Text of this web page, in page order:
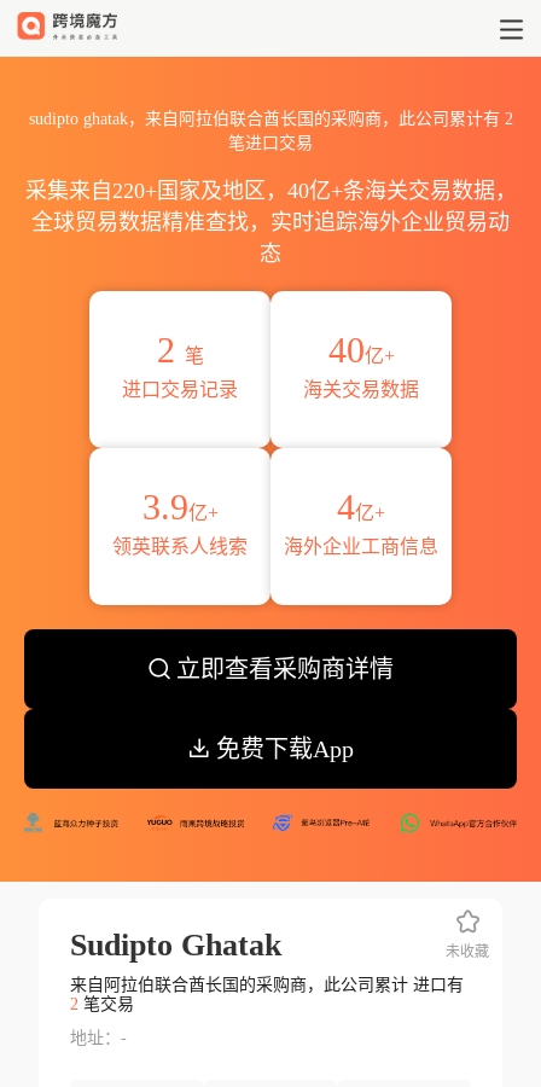
sudipto ghatak，来自阿拉伯联合酋长国的采购商，此公司累计有 2
笔进口交易
采集来自220+国家及地区，40亿+条海关交易数据，
全球贸易数据精准查找，实时追踪海外企业贸易动
态
2 笔
进口交易记录
40亿+
海关交易数据
3.9亿+
领英联系人线索
4亿+
海外企业工商信息
立即查看采购商详情
免费下载App
Sudipto Ghatak
来自阿拉伯联合酋长国的采购商，此公司累计 进口有
2笔交易
地址：-
未收藏